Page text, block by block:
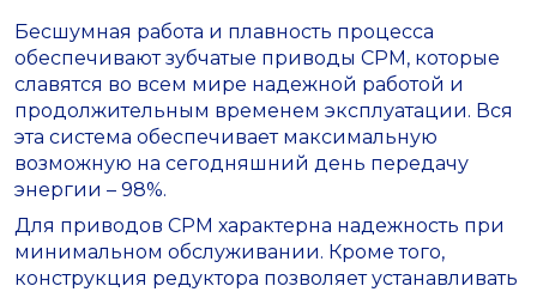
Бесшумная работа и плавность процесса
обеспечивают зубчатые приводы СРМ, которые
славятся во всем мире надежной работой и
продолжительным временем эксплуатации. Вся
эта система обеспечивает максимальную
возможную на сегодняшний день передачу
энергии – 98%.
Для приводов СРМ характерна надежность при
минимальном обслуживании. Кроме того,
конструкция редуктора позволяет устанавливать